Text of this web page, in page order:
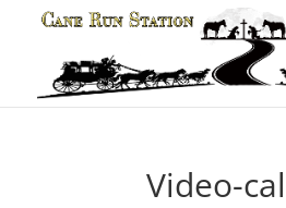
Video-